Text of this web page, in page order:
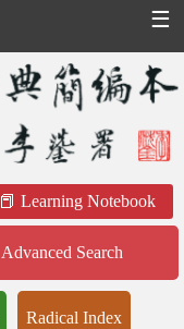
☰
Learning Notebook
Advanced Search
Radical Index